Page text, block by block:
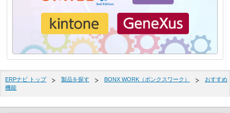
ERPナビ トップ 製品を探す BONX WORK（ボンクスワーク）
おすすめ
機能